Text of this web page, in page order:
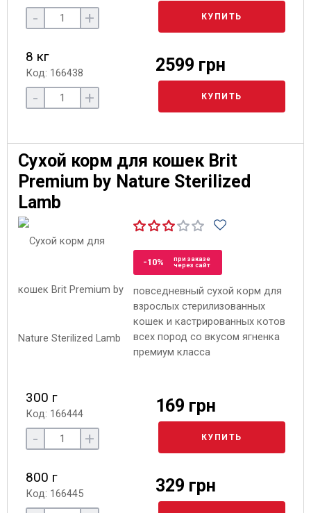
- + КУПИТЬ
8 кг
Код: 166438 2599 грн
- + КУПИТЬ
Сухой корм для кошек Brit
Premium by Nature Sterilized
Lamb
-10%
при заказе
через сайт
повседневный сухой корм для
взрослых стерилизованных
кошек и кастрированных котов
всех пород со вкусом ягненка
премиум класса
300 г
Код: 166444 169 грн
- + КУПИТЬ
800 г
Код: 166445 329 грн